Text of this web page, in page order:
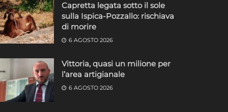
Capretta legata sotto il sole
sulla Ispica-Pozzallo: rischiava
di morire
6 AGOSTO 2026
Vittoria, quasi un milione per
l’area artigianale
6 AGOSTO 2026